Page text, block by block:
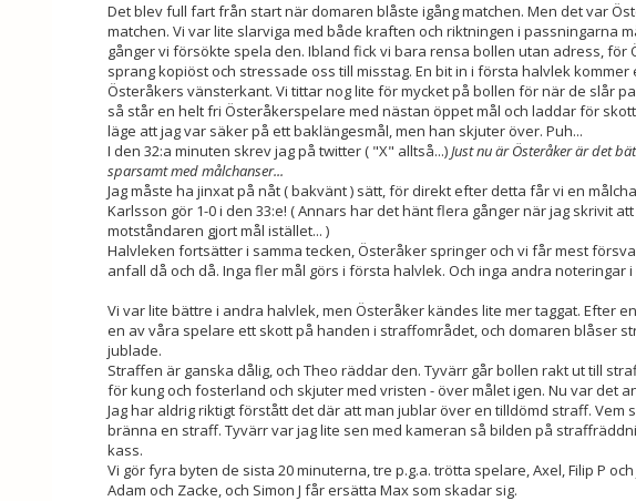
Det blev full fart från start när domaren blåste igång matchen. Men det var
matchen. Vi var lite slarviga med både kraften och riktningen i passningarna
gånger vi försökte spela den. Ibland fick vi bara rensa bollen utan adress, för
sprang kopiöst och stressade oss till misstag. En bit in i första halvlek kommer
Österåkers vänsterkant. Vi tittar nog lite för mycket på bollen för när de slår
så står en helt fri Österåkerspelare med nästan öppet mål och laddar för
läge att jag var säker på ett baklängesmål, men han skjuter över. Puh...
I den 32:a minuten skrev jag på twitter ( "X" alltså...)Just nu är Österåker är det
sparsamt med målchanser...
Jag måste ha jinxat på nåt ( bakvänt ) sätt, för direkt efter detta får vi en
Karlsson gör 1-0 i den 33:e! ( Annars har det hänt flera gånger när jag skrivit
motståndaren gjort mål istället... )
Halvleken fortsätter i samma tecken, Österåker springer och vi får mest
anfall då och då. Inga fler mål görs i första halvlek. Och inga andra noteringar
Vi var lite bättre i andra halvlek, men Österåker kändes lite mer taggat. Efter
en av våra spelare ett skott på handen i straffområdet, och domaren blåser
jublade.
Straffen är ganska dålig, och Theo räddar den. Tyvärr går bollen rakt ut till
för kung och fosterland och skjuter med vristen - över målet igen. Nu var det
Jag har aldrig riktigt förstått det där att man jublar över en tilldömd straff. Vem
bränna en straff. Tyvärr var jag lite sen med kameran så bilden på
kass.
Vi gör fyra byten de sista 20 minuterna, tre p.g.a. trötta spelare, Axel, Filip P
Adam och Zacke, och Simon J får ersätta Max som skadar sig.